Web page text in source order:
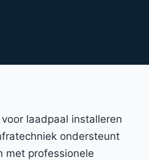
laadpaal installeren
ondersteunt
met professionele